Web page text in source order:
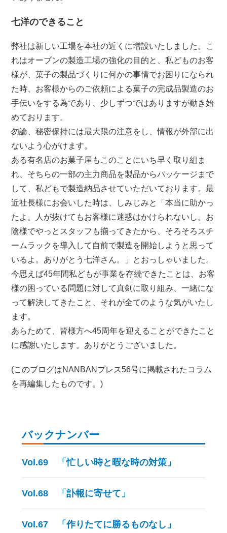
七洋のできること
弊社は新しい工場を本社の近くに増設いたしました。こ
れはオーブンの製造工場の強化の目的と、私どものお客
様が、菓子の製品づくりに何かの事情でお困りになられ
た時、お客様からのご依頼による菓子の完成品製造のお
手伝いをする為であり、少しずつではありますが動き始
めております。
勿論、秘密保持には最大限の注意をし、情報が外部に出
ないよう心がけます。
ある有名店のお菓子屋もこのことにいち早く取り組ま
れ、そちらの一部の主力商品を製品からパッケージまで
して、私どもで製造納品させていただいております。最
近社長様にお会いした時は、しみじみと「本当に助かっ
たよ。人が抜けてもお客様に迷惑はかけられないし。お
陰様でやっとスタッフも揃ってきたから、そろそろスチ
ームラックを導入して自前で製造を開始しようと思って
いるよ。ありがとう七洋さん。」とおっしゃいました。
今思えば45年間私どもが事業を存続できたことは、お客
様の困っている問題に対して真剣に取り組み、一緒にな
って解決してきたこと、それが全てのような気がいたし
ます。
あらためて、皆様方へ45周年を迎えることができたこと
に感謝いたします。ありがとうございました。
(このブログはNANBANプレス56号に掲載されたコラム
を再編集したものです。)
バックナンバー
Vol.69 「忙しい時と暇な時の対策」
Vol.68 「訃報に寄せて」
Vol.67 「作りたてに勝るものなし」